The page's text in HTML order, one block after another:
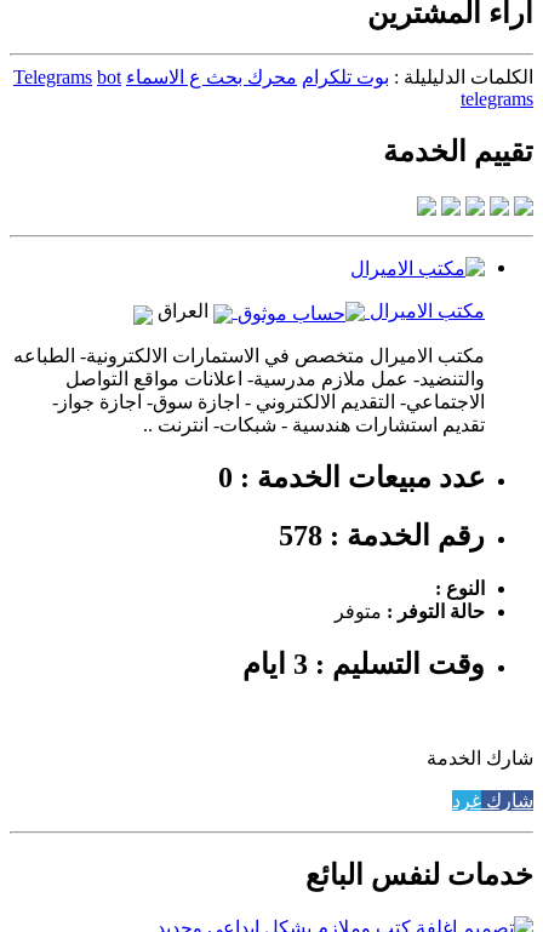
آراء المشترين
الكلمات الدليليلة : بوت تلكرام محرك بحث ع الاسماء Telegrams bot
telegrams
تقييم الخدمة
مكتب الاميرال العراق
مكتب الاميرال متخصص في الاستمارات الالكترونية- الطباعه
والتنضيد- عمل ملازم مدرسية- اعلانات مواقع التواصل
الاجتماعي- التقديم الالكتروني - اجازة سوق- اجازة جواز-
تقديم استشارات هندسية - شبكات- انترنت ..
عدد مبيعات الخدمة : 0
رقم الخدمة : 578
النوع :
حالة التوفر : متوفر
وقت التسليم : 3 ايام
شارك الخدمة
شارك غرد
خدمات لنفس البائع